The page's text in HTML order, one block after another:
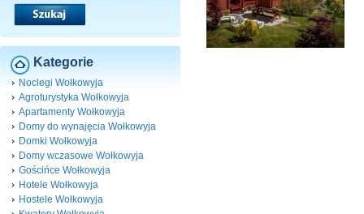
Kategorie
Noclegi Wołkowyja
Agroturystyka Wołkowyja
Apartamenty Wołkowyja
Domy do wynajęcia Wołkowyja
Domki Wołkowyja
Domy wczasowe Wołkowyja
Gościńce Wołkowyja
Hotele Wołkowyja
Hostele Wołkowyja